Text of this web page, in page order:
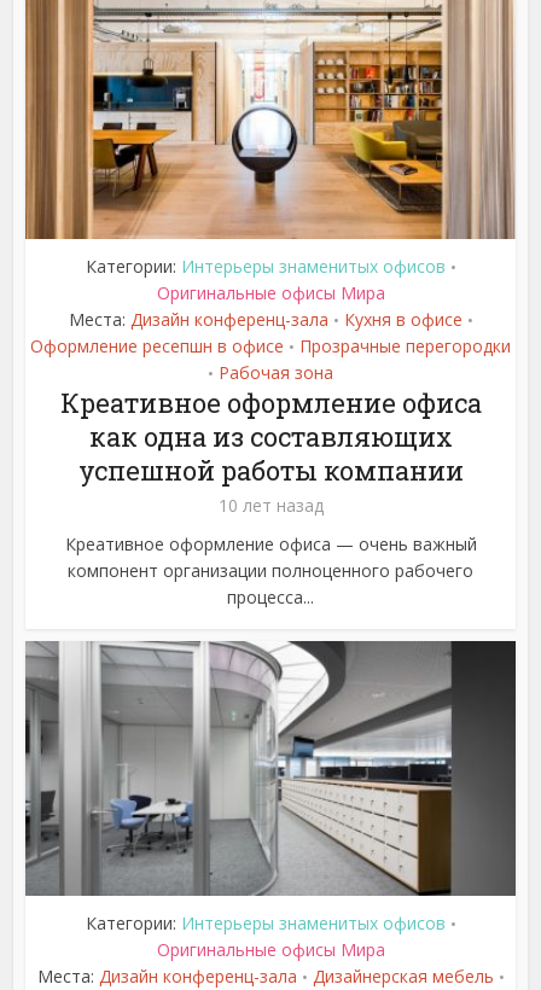
Категории: Интерьеры знаменитых офисов •
Оригинальные офисы Мира
Места: Дизайн конференц-зала • Кухня в офисе •
Оформление ресепшн в офисе • Прозрачные перегородки
• Рабочая зона
Креативное оформление офиса
как одна из составляющих
успешной работы компании
10 лет назад
Креативное оформление офиса — очень важный
компонент организации полноценного рабочего
процесса...
Категории: Интерьеры знаменитых офисов •
Оригинальные офисы Мира
Места: Дизайн конференц-зала • Дизайнерская мебель •